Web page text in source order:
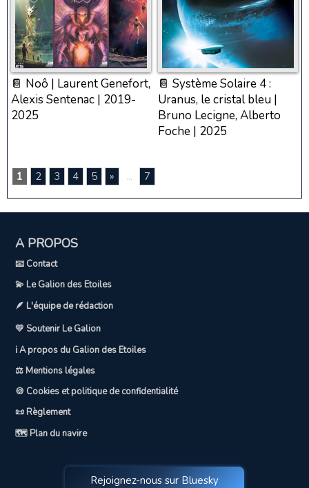
📔 Noô | Laurent Genefort,
Alexis Sentenac | 2019-
2025
📔 Système Solaire 4 :
Uranus, le cristal bleu |
Bruno Lecigne, Alberto
Foche | 2025
1 2 3 4 5 » ... 7
A PROPOS
📧 Contact
💫 Le Galion des Etoiles
🪶 L'équipe de rédaction
💛 Soutenir Le Galion
ℹ️ A propos du Galion des Etoiles
⚖️ Mentions légales
🍪 Cookies et politique de confidentialité
📜 Règlement
🗺️ Plan du navire
Rejoignez-nous sur Bluesky